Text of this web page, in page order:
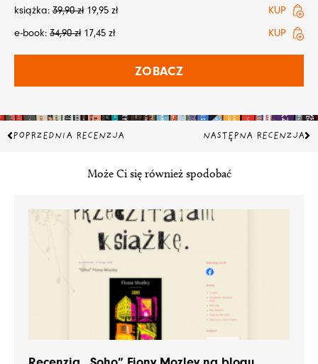
książka: 39,90zł 19,95 zł
KUP
e-book: 34,90zł 17,45 zł KUP
ZOBACZ
Prev
POPRZEDNIA RECENZJA NASTĘPNA RECENZJA
Może Ci się również spodobać